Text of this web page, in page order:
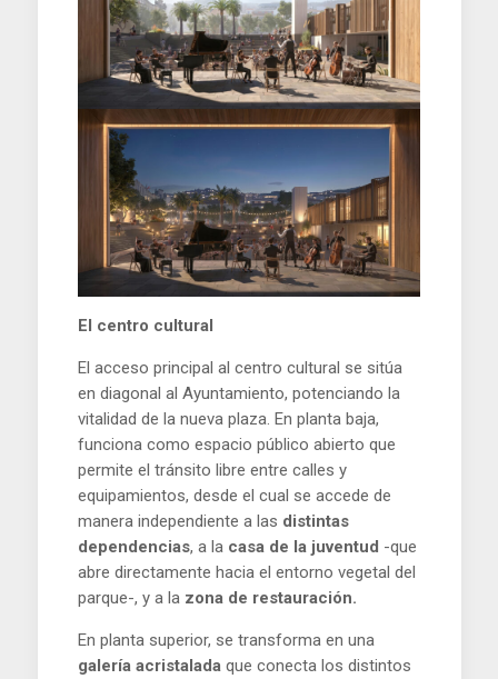
El centro cultural
El acceso principal al centro cultural se sitúa
en diagonal al Ayuntamiento, potenciando la
vitalidad de la nueva plaza. En planta baja,
funciona como espacio público abierto que
permite el tránsito libre entre calles y
equipamientos, desde el cual se accede de
manera independiente a las distintas
dependencias, a la casa de la juventud -que
abre directamente hacia el entorno vegetal del
parque-, y a la zona de restauración.
En planta superior, se transforma en una
galería acristalada que conecta los distintos